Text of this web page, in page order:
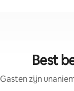
Best
Gasten zijn